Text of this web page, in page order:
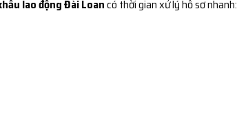
lao động Đài Loancó thời gian xử lý hồ sơ nhanh: